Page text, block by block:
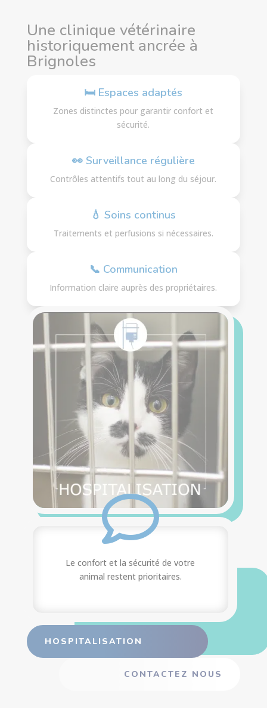
Une clinique vétérinaire
historiquement ancrée à
Brignoles
🛏 Espaces adaptés
Zones distinctes pour garantir confort et
sécurité.
👀 Surveillance régulière
Contrôles attentifs tout au long du séjour.
💧 Soins continus
Traitements et perfusions si nécessaires.
📞 Communication
Information claire auprès des propriétaires.
Le confort et la sécurité de votre
animal restent prioritaires.

HOSPITALISATION
CONTACTEZ NOUS